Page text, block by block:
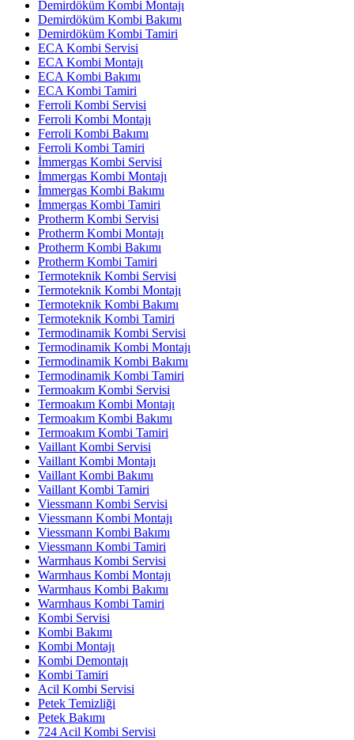
Demirdöküm Kombi Montajı
Demirdöküm Kombi Bakımı
Demirdöküm Kombi Tamiri
ECA Kombi Servisi
ECA Kombi Montajı
ECA Kombi Bakımı
ECA Kombi Tamiri
Ferroli Kombi Servisi
Ferroli Kombi Montajı
Ferroli Kombi Bakımı
Ferroli Kombi Tamiri
İmmergas Kombi Servisi
İmmergas Kombi Montajı
İmmergas Kombi Bakımı
İmmergas Kombi Tamiri
Protherm Kombi Servisi
Protherm Kombi Montajı
Protherm Kombi Bakımı
Protherm Kombi Tamiri
Termoteknik Kombi Servisi
Termoteknik Kombi Montajı
Termoteknik Kombi Bakımı
Termoteknik Kombi Tamiri
Termodinamik Kombi Servisi
Termodinamik Kombi Montajı
Termodinamik Kombi Bakımı
Termodinamik Kombi Tamiri
Termoakım Kombi Servisi
Termoakım Kombi Montajı
Termoakım Kombi Bakımı
Termoakım Kombi Tamiri
Vaillant Kombi Servisi
Vaillant Kombi Montajı
Vaillant Kombi Bakımı
Vaillant Kombi Tamiri
Viessmann Kombi Servisi
Viessmann Kombi Montajı
Viessmann Kombi Bakımı
Viessmann Kombi Tamiri
Warmhaus Kombi Servisi
Warmhaus Kombi Montajı
Warmhaus Kombi Bakımı
Warmhaus Kombi Tamiri
Kombi Servisi
Kombi Bakımı
Kombi Montajı
Kombi Demontajı
Kombi Tamiri
Acil Kombi Servisi
Petek Temizliği
Petek Bakımı
724 Acil Kombi Servisi